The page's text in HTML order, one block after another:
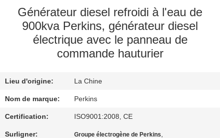
VISITE
D'USINE
CONTRÔLE
QUALITÉ
CONTACTEZ-
Générateur diesel refroidi à l'eau de
900kva Perkins, générateur diesel
électrique avec le panneau de
commande hauturier
Lieu d'origine: La Chine
Nom de marque: Perkins
Certification: ISO9001:2008, CE
Surligner: Groupe électrogène de Perkins,